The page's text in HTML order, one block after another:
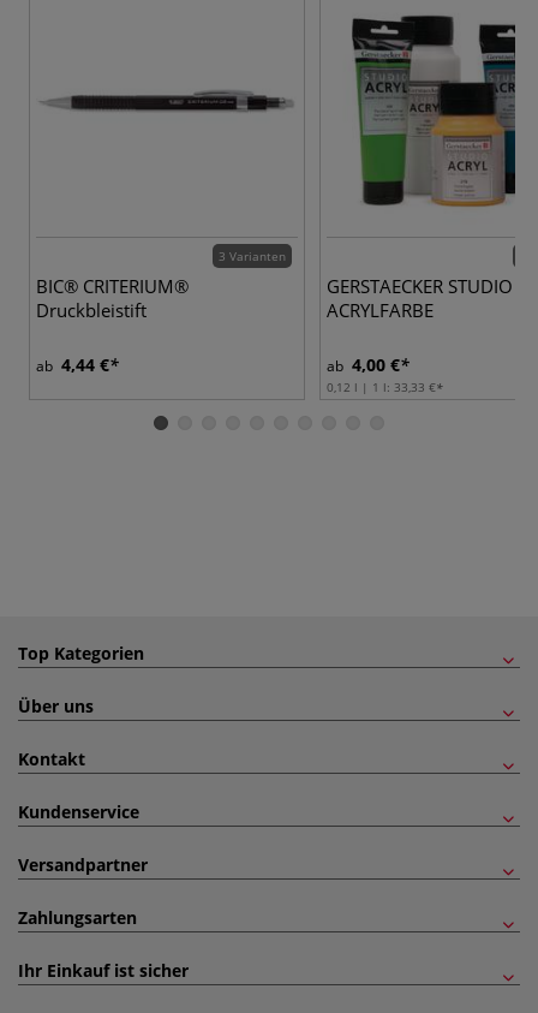
3 Varianten
BIC® CRITERIUM®
Druckbleistift
ab 4,44 €
GERSTAECKER STUDIO
ACRYLFARBE
ab 4,00 €
0,12 l | 1 l: 33,33 €
Top Kategorien
Über uns
Kontakt
Kundenservice
Versandpartner
Zahlungsarten
Ihr Einkauf ist sicher